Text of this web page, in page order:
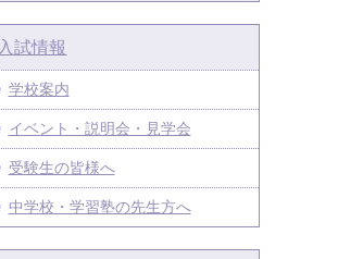
入試情報
学校案内
イベント・説明会・見学会
受験生の皆様へ
中学校・学習塾の先生方へ